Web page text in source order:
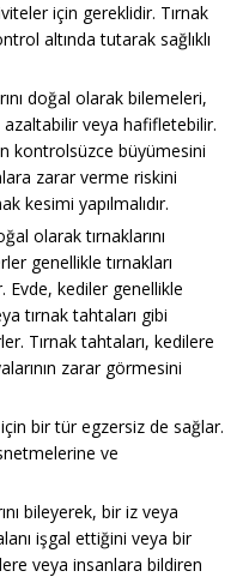
için gereklidir. Tırnak
altında tutarak sağlıklı
doğal olarak bilemeleri,
veya hafifletebilir.
kontrolsüzce büyümesini
zarar verme riskini
kesimi yapılmalıdır.
olarak tırnaklarını
genellikle tırnakları
Evde, kediler genellikle
tırnak tahtaları gibi
Tırnak tahtaları, kedilere
zarar görmesini
bir tür egzersiz de sağlar.
ve
bileyerek, bir iz veya
işgal ettiğini veya bir
veya insanlara bildiren